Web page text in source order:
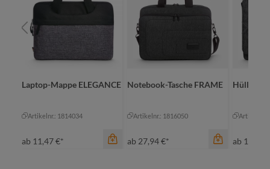
Laptop-Mappe ELEGANCE
Artikelnr.: 1814034
ab 11,47 €*
Notebook-Tasche FRAME
Artikelnr.: 1816050
ab 27,94 €*
Hülle
Artikelnr.:
ab 16,18